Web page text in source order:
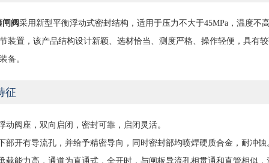
闸阀采用新型平衡浮动式密封结构，适用于压力不大于45MPa，温度
装置，该产品结构设计新颖、选材恰当、测度严格、操作轻便，具有
备。
征
动阀座，双向启闭，密封可靠，启闭灵活。
部开有导流孔，并给予精密导向，同时密封部均喷焊硬质合金，耐冲蚀
载能力高，通道为直通式，全开时，与闸板导流孔相贯通和直管相似